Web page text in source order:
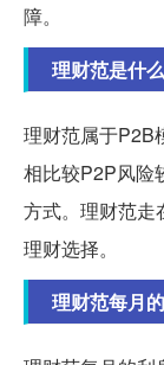
障。
理财范是什
理财范属于P2B
相比较P2P风险
方式。理财范走
理财选择。
理财范每月